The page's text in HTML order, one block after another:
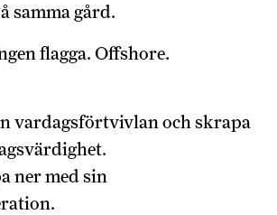
samma gård.
flagga. Offshore.
vardagsförtvivlan och skrapa
ner med sin